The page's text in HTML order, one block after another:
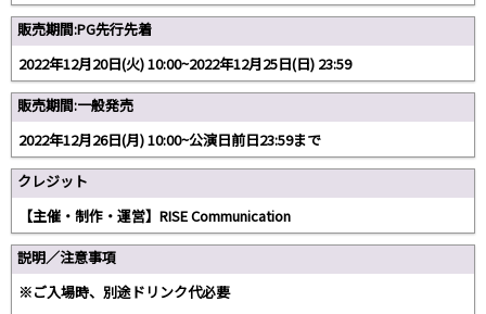
販売期間:PG先行先着
2022年12月20日(火) 10:00~2022年12月25日(日) 23:59
販売期間:一般発売
2022年12月26日(月) 10:00~公演日前日23:59まで
クレジット
【主催・制作・運営】RISE Communication
説明／注意事項
※ご入場時、別途ドリンク代必要